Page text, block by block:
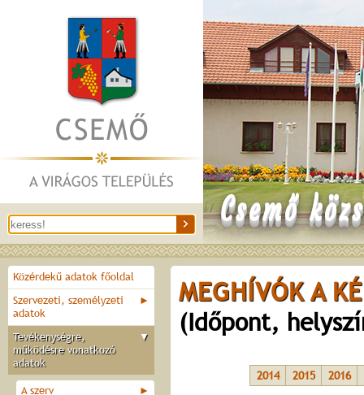
Csemő
Közérdekű adatok főoldal
►
Szervezeti, személyzeti
adatok
▼
Tevékenységre,
működésre vonatkozó
adatok
►
A szerv
MEGHÍVÓK A
(Időpont,
2014 2015 2016